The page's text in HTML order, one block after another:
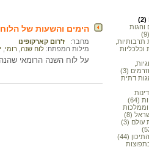
והגות
תרבותיות,
וכלכליות
(3)
דתית
(64)
(8)
(3)
(44)
הימים והשעות של
מחבר:
ז'רום קארקופינו
מילות המפתח: לוח שנה רומי
על לוח השנה הרומאי